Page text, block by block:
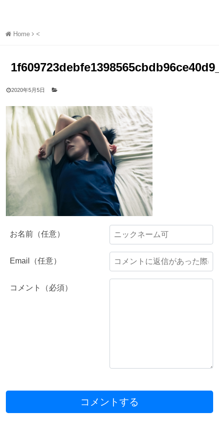
Home <
2020年5月5日
コメント（必須）
お名前（任意）
Email（任意）